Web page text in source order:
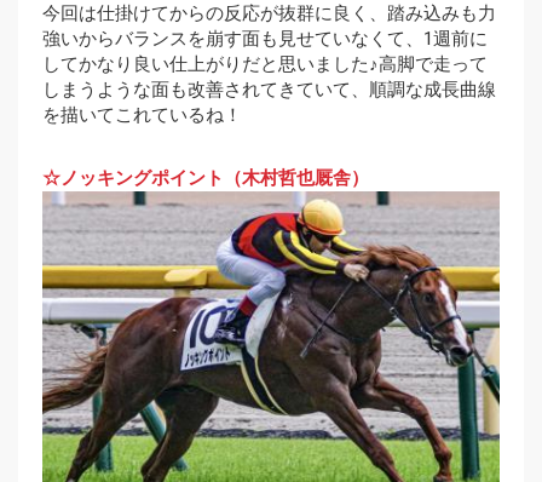
今回は仕掛けてからの反応が抜群に良く、踏み込みも力
強いからバランスを崩す面も見せていなくて、1週前に
してかなり良い仕上がりだと思いました♪高脚で走って
しまうような面も改善されてきていて、順調な成長曲線
を描いてこれているね！
☆ノッキングポイント（木村哲也厩舎）